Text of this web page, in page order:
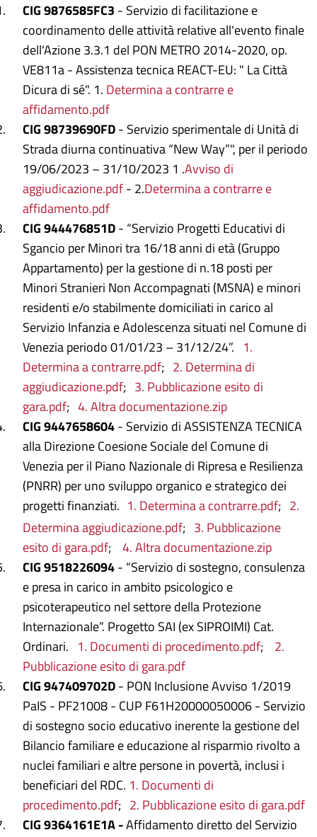
CIG 9876585FC3 - Servizio di facilitazione e
coordinamento delle attività relative all'evento finale
dell'Azione 3.3.1 del PON METRO 2014-2020, op.
VE811a - Assistenza tecnica REACT-EU: " La Città
Dicura di sé". 1. Determina a contrarre e
affidamento.pdf
CIG 98739690FD- Servizio sperimentale di Unità di
Strada diurna continuativa “New Way”", per il periodo
19/06/2023 – 31/10/2023 1 .Avviso di
aggiudicazione.pdf- 2.Determina a contrarre e
affidamento.pdf
CIG 944476851D- “Servizio Progetti Educativi di
Sgancio per Minori tra 16/18 anni di età (Gruppo
Appartamento) per la gestione di n.18 posti per
Minori Stranieri Non Accompagnati (MSNA) e minori
residenti e/o stabilmente domiciliati in carico al
Servizio Infanzia e Adolescenza situati nel Comune di
Venezia periodo 01/01/23 – 31/12/24”. 1.
Determina a contrarre.pdf; 2. Determina di
aggiudicazione.pdf; 3. Pubblicazione esito di
gara.pdf; 4. Altra documentazione.zip
CIG 9447658604- Servizio di ASSISTENZA TECNICA
alla Direzione Coesione Sociale del Comune di
Venezia per il Piano Nazionale di Ripresa e Resilienza
(PNRR) per uno sviluppo organico e strategico dei
progetti finanziati. 1. Determina a contrarre.pdf; 2.
Determina aggiudicazione.pdf; 3. Pubblicazione
esito di gara.pdf; 4. Altra documentazione.zip
CIG 9518226094- “Servizio di sostegno, consulenza
e presa in carico in ambito psicologico e
psicoterapeutico nel settore della Protezione
Internazionale”. Progetto SAI (ex SIPROIMI) Cat.
Ordinari. 1. Documenti di procedimento.pdf; 2.
Pubblicazione esito di gara.pdf
CIG 947409702D- PON Inclusione Avviso 1/2019
PaIS - PF21008 - CUP F61H20000050006 - Servizio
di sostegno socio educativo inerente la gestione del
Bilancio familiare e educazione al risparmio rivolto a
nuclei familiari e altre persone in povertà, inclusi i
beneficiari del RDC. 1. Documenti di
procedimento.pdf; 2. Pubblicazione esito di gara.pdf
CIG 9364161E1A -Affidamento diretto del Servizio